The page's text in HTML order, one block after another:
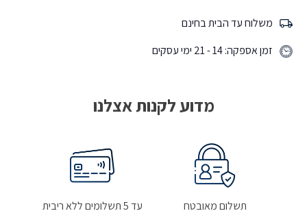
משלוח עד הבית בחינם
זמן אספקה: 14 - 21 ימי עסקים
מדוע לקנות אצלנו
תשלום מאובטח עד 5 תשלומים ללא ריבית